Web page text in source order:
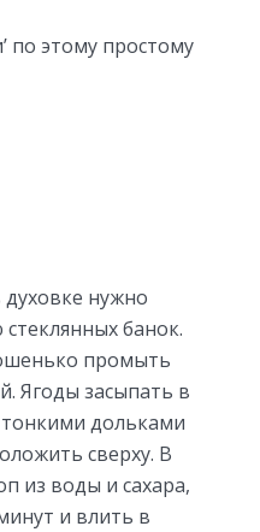
по этому простому
нужно
банок.
промыть
Ягоды засыпать в
тонкими дольками
сверху. В
из воды и сахара,
и влить в